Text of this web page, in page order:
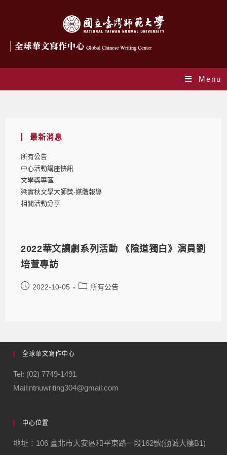
Menu
最新消息
所有公告
中心活動講座快訊
文學獎專區
梁實秋文學大師獎-媒體報導
相關活動分享
2022華文讀劇系列活動 《陰道獨白》演員劉
培萱專訪
2022-10-05 所有公告
全球華文寫作中心
Tel: (02) 7749-1491
Mail:ntnuwriting304@gmail.com
中心位置
地址：106 臺北市大安區和平東路一段162號(勤誠大樓B1)